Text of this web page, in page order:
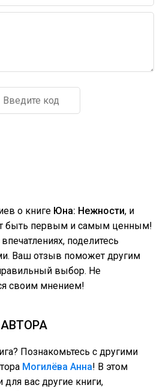
о книге Юна: Нежности, и
быть первым и самым ценным!
поделитесь
Ваш отзыв поможет другим
выбор. Не
своим мнением!
Познакомьтесь с другими
Могилёва Анна! В этом
вас другие книги,